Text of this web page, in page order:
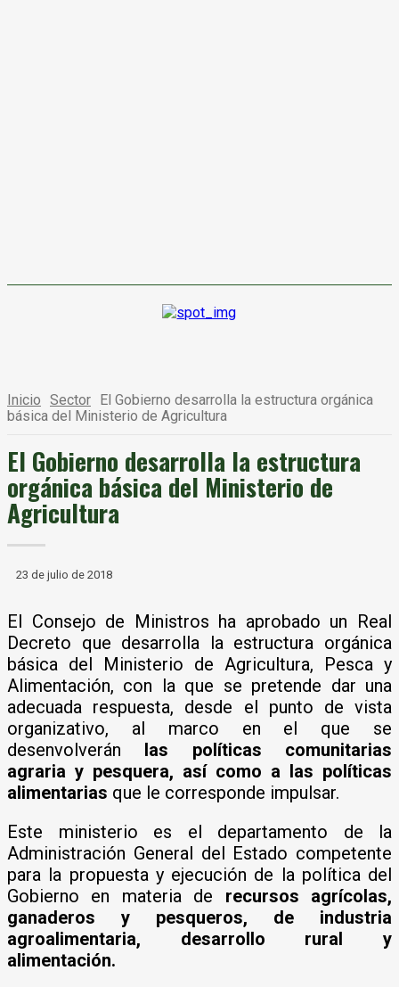
Inicio Sector El Gobierno desarrolla la estructura orgánica
básica del Ministerio de Agricultura
El Gobierno desarrolla la estructura
orgánica básica del Ministerio de
Agricultura
23 de julio de 2018
El Consejo de Ministros ha aprobado un Real
Decreto que desarrolla la estructura orgánica
básica del Ministerio de Agricultura, Pesca y
Alimentación, con la que se pretende dar una
adecuada respuesta, desde el punto de vista
organizativo, al marco en el que se
desenvolverán las políticas comunitarias
agraria y pesquera, así como a las políticas
alimentarias que le corresponde impulsar.
Este ministerio es el departamento de la
Administración General del Estado competente
para la propuesta y ejecución de la política del
Gobierno en materia de recursos agrícolas,
ganaderos y pesqueros, de industria
agroalimentaria, desarrollo rural y
alimentación.